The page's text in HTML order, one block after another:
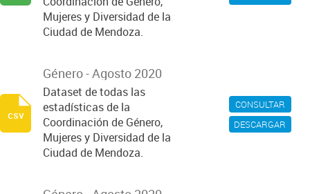
Mujeres y Diversidad de la
Ciudad de Mendoza.
CONSULTAR
DESCARGAR
Género - Agosto 2020
Dataset de todas las
estadísticas de la
Coordinación de Género,
Mujeres y Diversidad de la
Ciudad de Mendoza.
csv